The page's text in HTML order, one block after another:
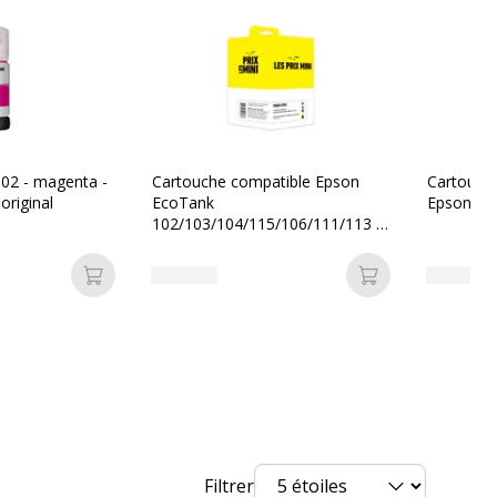
8715946643373
Epson
C13T03R440
- magenta -
Ajouter au panier
Cartouche compatible Epson
EcoTank
102/103/104/115/106/111/113 -
Ajouter au
Epson
Filtrer